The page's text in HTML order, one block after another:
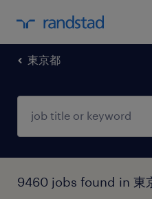
東京都
9460 jobs found in 東